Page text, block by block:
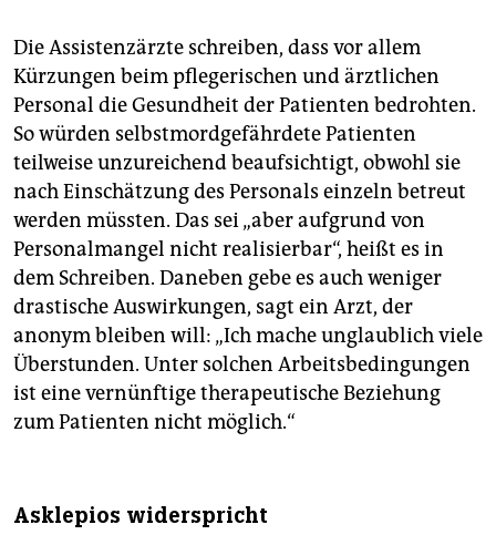
Die Assistenzärzte schreiben, dass vor allem
Kürzungen beim pflegerischen und ärztlichen
Personal die Gesundheit der Patienten bedrohten.
So würden selbstmordgefährdete Patienten
teilweise unzureichend beaufsichtigt, obwohl sie
nach Einschätzung des Personals einzeln betreut
werden müssten. Das sei „aber aufgrund von
Personalmangel nicht realisierbar“, heißt es in
dem Schreiben. Daneben gebe es auch weniger
drastische Auswirkungen, sagt ein Arzt, der
anonym bleiben will: „Ich mache unglaublich viele
Überstunden. Unter solchen Arbeitsbedingungen
ist eine vernünftige therapeutische Beziehung
zum Patienten nicht möglich.“
Asklepios widerspricht